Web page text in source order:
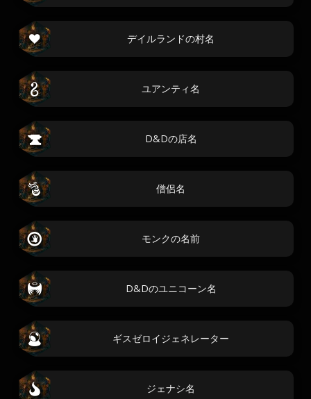
デイルランドの村名
ユアンティ名
D&Dの店名
僧侶名
モンクの名前
D&Dのユニコーン名
ギスゼロイジェネレーター
ジェナシ名